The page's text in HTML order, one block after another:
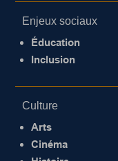
Enjeux sociaux
Éducation
Inclusion
Culture
Arts
Cinéma